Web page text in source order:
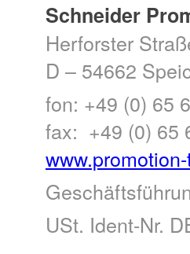
Schneider
Herforster
D – 54662
fon: +49 (0) 65
fax: +49 (0) 65
USt. Ident-Nr.